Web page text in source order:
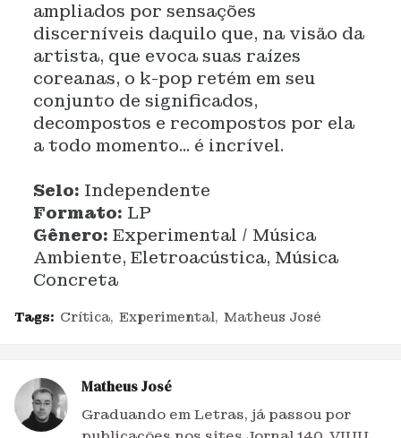
ampliados por sensações
discerníveis daquilo que, na visão da
artista, que evoca suas raízes
coreanas, o k-pop retém em seu
conjunto de significados,
decompostos e recompostos por ela
a todo momento... é incrível.
Selo: Independente
Formato: LP
Gênero: Experimental / Música
Ambiente, Eletroacústica, Música
Concreta
Tags: Crítica Experimental Matheus José
Matheus José
Graduando em Letras, já passou por